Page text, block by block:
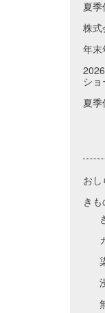
夏
株
年末
ショ
夏
お
き